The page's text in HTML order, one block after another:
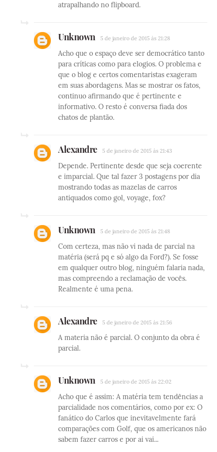
atrapalhando no flipboard.
Unknown 5 de janeiro de 2015 às 21:28
Acho que o espaço deve ser democrático tanto
para críticas como para elogios. O problema e
que o blog e certos comentaristas exageram
em suas abordagens. Mas se mostrar os fatos,
continuo afirmando que é pertinente e
informativo. O resto é conversa fiada dos
chatos de plantão.
Alexandre 5 de janeiro de 2015 às 21:43
Depende. Pertinente desde que seja coerente
e imparcial. Que tal fazer 3 postagens por dia
mostrando todas as mazelas de carros
antiquados como gol, voyage, fox?
Unknown 5 de janeiro de 2015 às 21:48
Com certeza, mas não vi nada de parcial na
matéria (será pq e só algo da Ford?). Se fosse
em qualquer outro blog, ninguém falaria nada,
mas compreendo a reclamação de vocês.
Realmente é uma pena.
Alexandre 5 de janeiro de 2015 às 21:56
A materia não é parcial. O conjunto da obra é
parcial.
Unknown 5 de janeiro de 2015 às 22:02
Acho que é assim: A matéria tem tendências a
parcialidade nos comentários, como por ex: O
fanático do Carlos que inevitavelmente fará
comparações com Golf, que os americanos não
sabem fazer carros e por ai vai...